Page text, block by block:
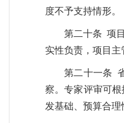
度不予支持情形。
第二十条 项
实性负责，项目主
第二十一条
察。专家评审可
发基础、预算合